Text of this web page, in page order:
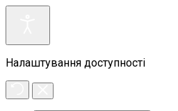
Налаштування доступності